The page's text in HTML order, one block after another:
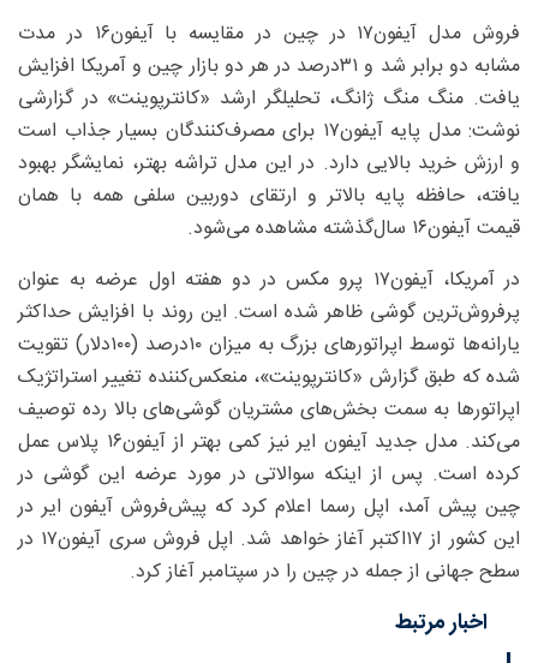
فروش مدل آیفون۱۷ در چین در مقایسه با آیفون۱۶ در مدت
مشابه دو برابر شد و ۳۱‌درصد در هر دو بازار چین و آمریکا افزایش
یافت. منگ منگ ژانگ، تحلیلگر ارشد «کانترپوینت» در گزارشی
نوشت: مدل پایه آیفون۱۷ برای مصرف‌کنندگان بسیار جذاب است
و ارزش خرید بالایی دارد. در این مدل تراشه بهتر، نمایشگر بهبود
یافته، حافظه پایه بالاتر و ارتقای دوربین سلفی همه با همان
قیمت آیفون۱۶ سال‌گذشته مشاهده می‌شود.
در آمریکا، آیفون۱۷ پرو مکس در دو هفته اول عرضه به عنوان
پرفروش‌ترین گوشی ظاهر شده است. این روند با افزایش حداکثر
یارانه‌ها توسط اپراتورهای بزرگ به میزان ۱۰‌درصد (۱۰۰دلار) تقویت
شده که طبق گزارش «کانترپوینت»، منعکس‌کننده تغییر استراتژیک
اپراتورها به سمت بخش‌های مشتریان گوشی‌های بالا رده توصیف
می‌کند. مدل جدید آیفون ایر نیز کمی بهتر از آیفون۱۶ پلاس عمل
کرده است. پس از اینکه سوالاتی در مورد عرضه این گوشی در
چین پیش آمد، اپل رسما اعلام کرد که پیش‌فروش آیفون ایر در
این کشور از ۱۷اکتبر آغاز خواهد شد. اپل فروش سری آیفون۱۷ در
سطح جهانی از جمله در چین را در سپتامبر آغاز کرد.
اخبار مرتبط